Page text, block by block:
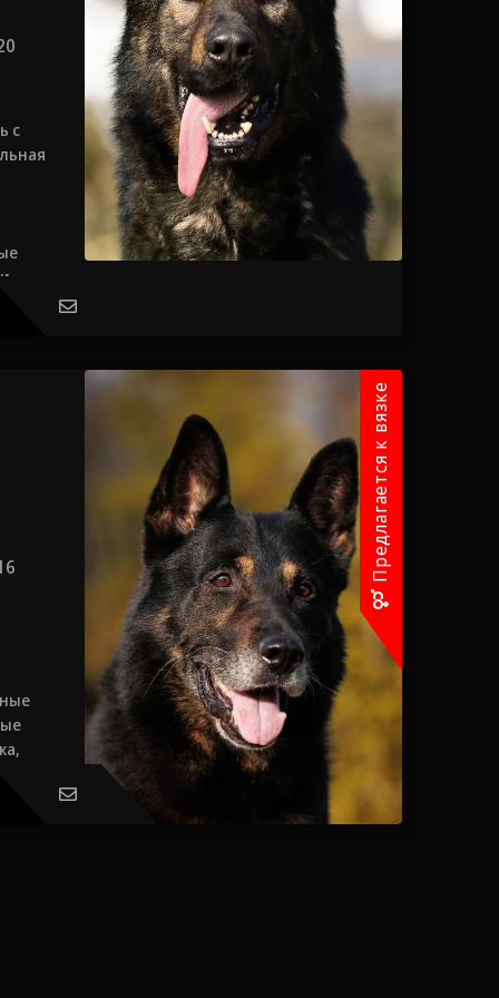
с
Предлагается к вязке